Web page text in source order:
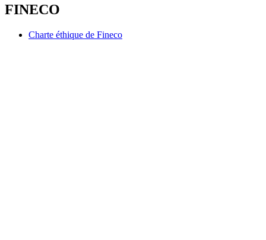
FINECO
Charte éthique de Fineco